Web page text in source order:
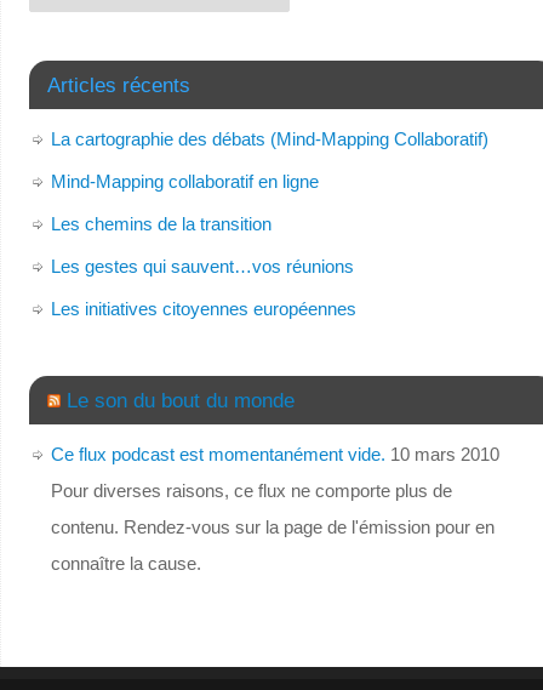
Articles récents
La cartographie des débats (Mind-Mapping Collaboratif)
Mind-Mapping collaboratif en ligne
Les chemins de la transition
Les gestes qui sauvent…vos réunions
Les initiatives citoyennes européennes
Le son du bout du monde
Ce flux podcast est momentanément vide. 10 mars 2010
Pour diverses raisons, ce flux ne comporte plus de
contenu. Rendez-vous sur la page de l'émission pour en
connaître la cause.